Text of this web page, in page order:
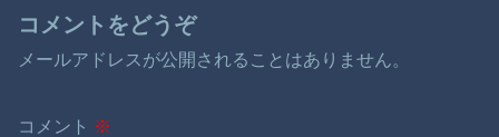
コメントをどうぞ
メールアドレスが公開されることはありません。
コメント ※